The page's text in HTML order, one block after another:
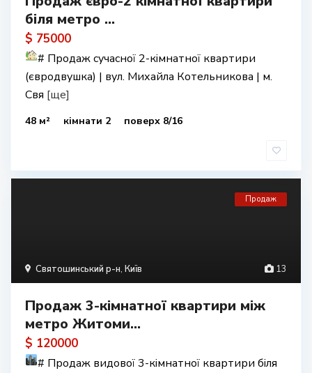
біля метро ...
$ 75000
# Продаж сучасної 2-кімнатної квартири
(євродвушка) | вул. Михайла Котельникова | м.
Свя [ще]
48 м² кімнати 2 поверх 8/16
13
Святошинський р-н, Київ
Продаж
Продаж 3-кімнатної квартири між
метро Житоми...
$ 120000
# Продаж видової 3-кімнатної квартири біля